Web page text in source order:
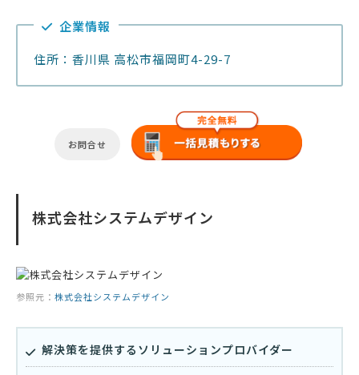
企業情報
住所：香川県 高松市福岡町4-29-7
お問合せ
株式会社システムデザイン
参照元： 株式会社システムデザイン
解決策を提供するソリューションプロバイダー